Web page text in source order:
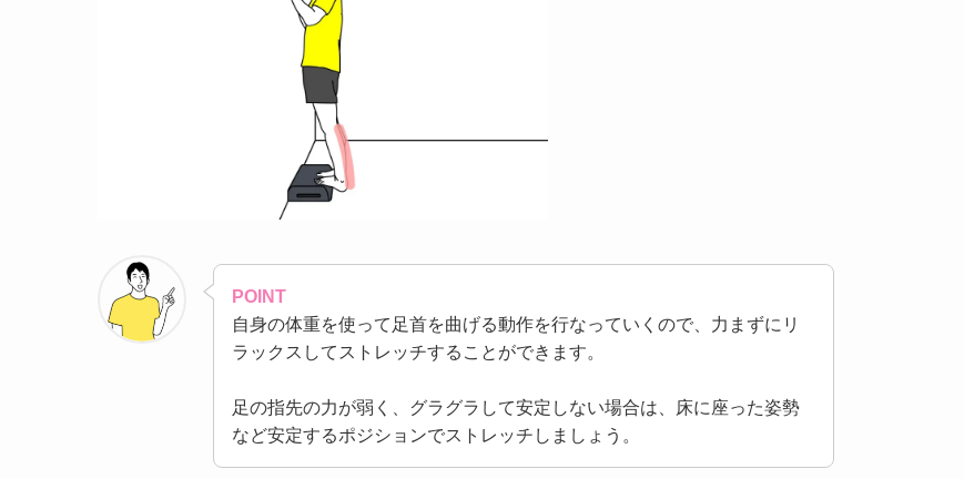
POINT
自身の体重を使って足首を曲げる動作を行なっていくので、力まずにリ
ラックスしてストレッチすることができます。
足の指先の力が弱く、グラグラして安定しない場合は、床に座った姿勢
など安定するポジションでストレッチしましょう。